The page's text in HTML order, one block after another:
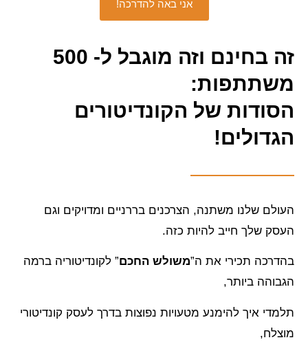
אני באה להדרכה!
זה בחינם וזה מוגבל ל- 500
משתתפות:
הסודות של הקונדיטורים
הגדולים!
העולם שלנו משתנה, הצרכנים בררניים ומדויקים וגם
העסק שלך חייב להיות כזה.
בהדרכה תכירי את ה”משולש החכם” לקונדיטוריה ברמה
הגבוהה ביותר,
תלמדי איך להימנע מטעויות נפוצות בדרך לעסק קונדיטורי
מוצלח,